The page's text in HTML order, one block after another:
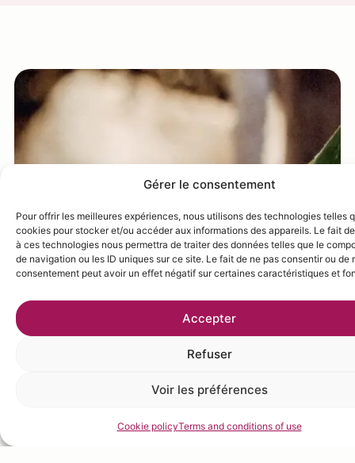
Gérer le consentement
Pour offrir les meilleures expériences, nous utilisons des technologies telles
cookies pour stocker et/ou accéder aux informations des appareils. Le fait
à ces technologies nous permettra de traiter des données telles que le
de navigation ou les ID uniques sur ce site. Le fait de ne pas consentir ou de
consentement peut avoir un effet négatif sur certaines caractéristiques et
Accepter
Refuser
Voir les préférences
Cookie policyTerms and conditions of use